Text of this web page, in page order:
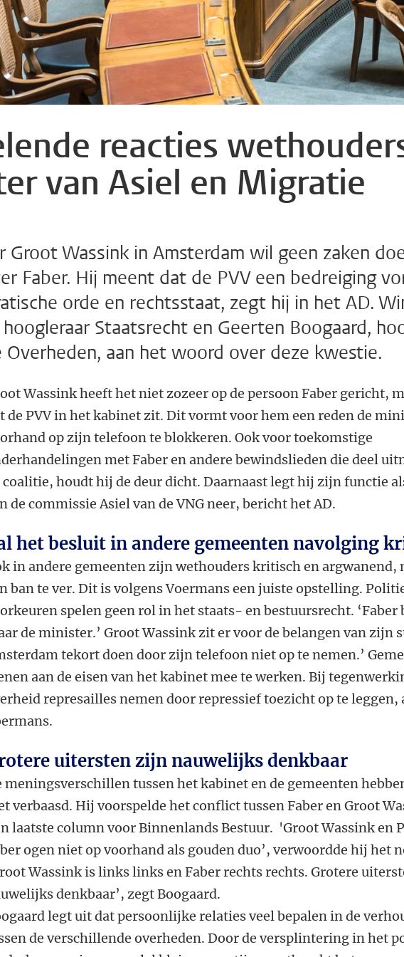
reacties
van Asiel en Migratie
Groot Wassink in Amsterdam wil geen zaken
Faber. Hij meent dat de PVV een bedreiging
orde en rechtsstaat, zegt hij in het AD.
Staatsrecht en Geerten Boogaard,
Overheden, aan het woord over deze kwestie.
Wassink heeft het niet zozeer op de persoon Faber gericht,
de PVV in het kabinet zit. Dit vormt voor hem een reden de
op zijn telefoon te blokkeren. Ook voor toekomstige
met Faber en andere bewindslieden die deel
coalitie, houdt hij de deur dicht. Daarnaast legt hij zijn functie
de commissie Asiel van de VNG neer, bericht het AD.
het besluit in andere gemeenten navolging
in andere gemeenten zijn wethouders kritisch en argwanend,
ban te ver. Dit is volgens Voermans een juiste opstelling.
spelen geen rol in het staats- en bestuursrecht. ‘Faber
de minister.’Groot Wassink zit er voor de belangen van zijn
tekort doen door zijn telefoon niet op te nemen.’
aan de eisen van het kabinet mee te werken. Bij
represailles nemen door repressief toezicht op te leggen,
uitersten zijn nauwelijks denkbaar
meningsverschillentussenhetkabinetende gemeenten
verbaasd. Hijvoorspeldehet conflict tussenFaberenGroot
laatstecolumnvoorBinnenlandsBestuur. 'Groot Wassink en
ogen niet op voorhand als gouden duo’, verwoordde hij het
Wassink is links links en Faber rechts rechts. Grotere
denkbaar’, zegt Boogaard.
legt uit dat persoonlijke relaties veel bepalen in de
de verschillende overheden. Door de versplintering in het